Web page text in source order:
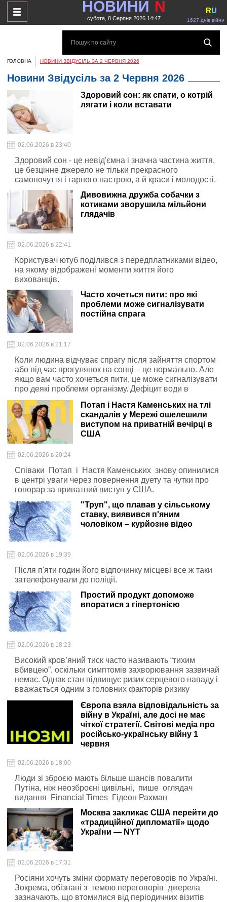
НОВИНИ N
субота, 8 Серпня 2026 14:47 1627 днів війни
RU
ГОЛОВНА НОВИНИ ЗВІДУСІЛЬ ЗА 2 ЧЕРВНЯ 2026
Новини Звідусіль за 2 Червня 2026
Здоровий сон: як спати, о котрій
лягати і коли вставати
02.06.2026 в 23:40
Здоровий сон - це невід'ємна і значна частина життя,
це безцінне джерело не тільки прекрасного
самопочуття і гарного настрою, а й краси і молодості.
Дивовижна дружба собачки з
котиками зворушила мільйони
глядачів
02.06.2026 в 22:41
Користувач ютуб поділився з передплатниками відео,
на якому відображені моменти життя його
вихованців.
Часто хочеться пити: про які
проблеми може сигналізувати
постійна спрага
02.06.2026 в 21:17
Коли людина відчуває спрагу після зайняття спортом
або під час прогулянок на сонці – це нормально. Але
якщо вам часто хочеться пити, це може сигналізувати
про деякі проблеми організму. Дефіцит води в
організмі є важливим сигналом, який не варто
ігнорувати.
Потап і Настя Каменських на тлі
скандалів у Мережі ошелешили
виступом на приватній вечірці в
США
02.06.2026 в 20:24
Співаки Потап і Настя Каменських знову опинилися
в центрі уваги через повернення дуету та чутки про
гонорар за приватний виступ у США.
"Труп", що плавав у сільському
ставку, виявився п'яним
чоловіком – курйозне відео
02.06.2026 в 19:39
Після п'яти годин його відпочинку місцеві все ж таки
зателефонували до поліції.
Простий продукт допоможе
впоратися з гіпертонією
02.06.2026 в 18:23
Високий кров’яний тиск часто називають “тихим
вбивцею”, оскільки симптомів захворювання зазвичай
немає. Однак стан підвищує ризик серцевого нападу і
вважається одним з головних факторів ризику
інсульту.
Європа взяла відповідальність за
війну в Україні, але досі не має
чіткої стратегії. Світові медіа про
російсько-українську війну 1
червня
02.06.2026 в 18:00
Люди зі зброєю мають більше шансів повалити
Путіна, ніж неозброєні цивільні, пише оглядач
видання Financial Times Гідеон Рахман
Москва закликає США перейти до
«традиційної дипломатії» щодо
України — NYT
02.06.2026 в 17:31
Росіяни хочуть зміни формату переговорів по Україні.
Зокрема, обізнані з темою переговорів джерела
зазначають, що втомилися від періодичних візитів